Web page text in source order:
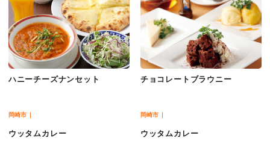
ハニーチーズナンセット チョコレートブラウニー
岡崎市
ウッタムカレー
岡崎市
ウッタムカレー